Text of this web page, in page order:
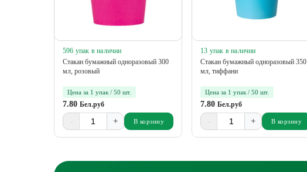
596 упак в наличии
Стакан бумажный одноразовый 300
мл, розовый
Цена за 1 упак / 50 шт.
7.80 Бел.руб
- + В корзину
13 упак в наличии
Стакан бумажный одноразовый 350
мл, тиффани
Цена за 1 упак / 50 шт.
7.80Бел.руб
- + В корзину